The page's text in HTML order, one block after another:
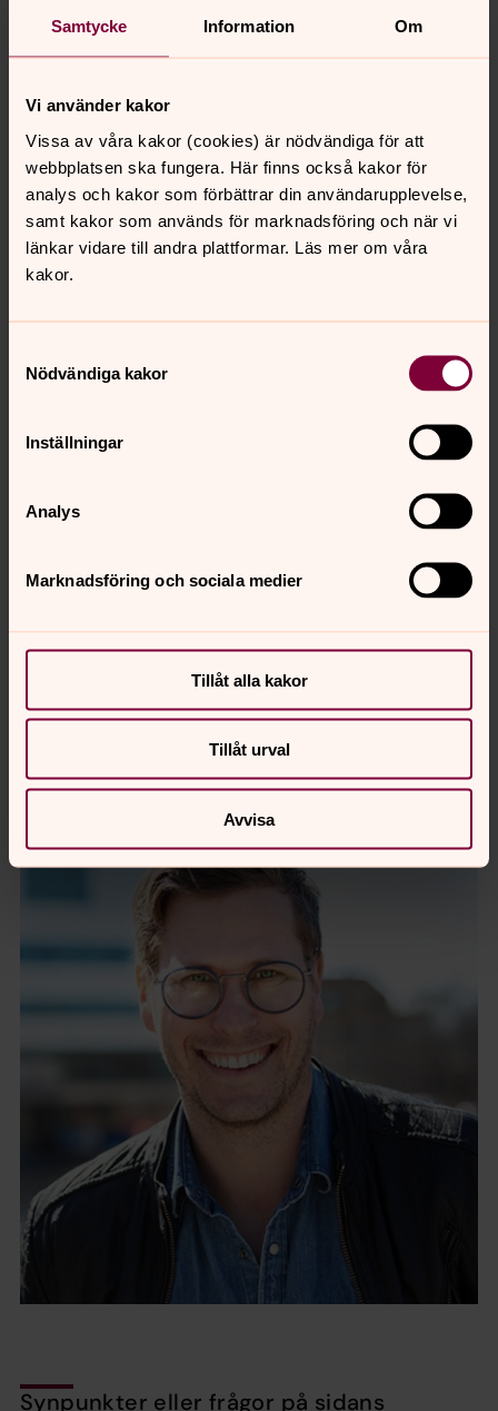
Samtycke Information Om
Vi använder kakor
Vissa av våra kakor (cookies) är nödvändiga för att
webbplatsen ska fungera. Här finns också kakor för
analys och kakor som förbättrar din användarupplevelse,
samt kakor som används för marknadsföring och när vi
länkar vidare till andra plattformar. Läs mer om våra
kakor.
Nödvändiga kakor
Inställningar
Analys
Marknadsföring och sociala medier
Tillåt alla kakor
Tillåt urval
Avvisa
Musikgudstjänst 23 augusti kl. 18.00
Svennevads kyrka
Jenny Norén och Tobias Kandenäs framför musik, från
Duvemåla och andra musikaler.
Synpunkter eller frågor på sidans